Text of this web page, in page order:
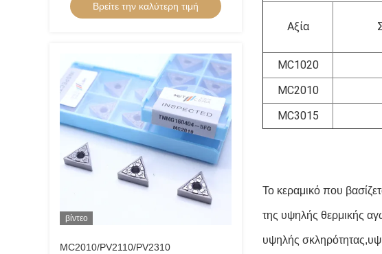
Εισαρτήματα στροφής Cermet
Βρείτε την καλύτερη τιμή
βίντεο
MC2010/PV2110/PV2310
Αξία
MC1020
MC2010
MC3015
Το κεραμικό που
της υψηλής θερμικής
υψηλής